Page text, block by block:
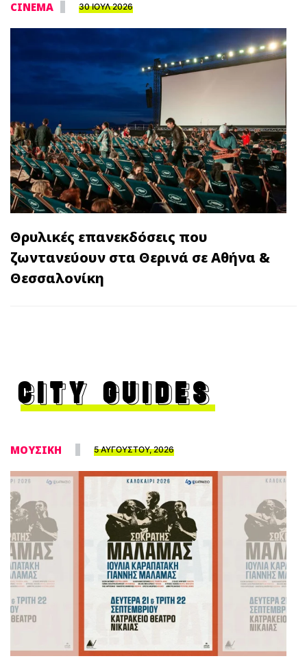
CINEMA 30 ΙΟΥΛ 2026
Θρυλικές επανεκδόσεις που
ζωντανεύουν στα Θερινά σε Αθήνα &
Θεσσαλονίκη
CITY GUIDES
ΜΟΥΣΙΚΗ 5 ΑΥΓΟΥΣΤΟΥ, 2026